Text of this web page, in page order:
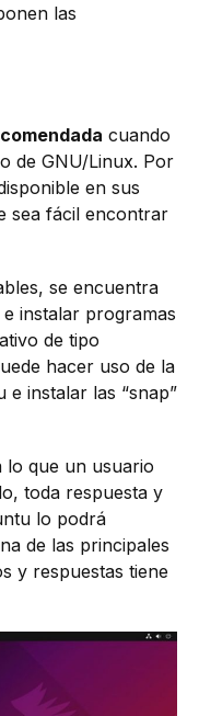
las
cuando
de GNU/Linux. Por
en sus
sea fácil encontrar
se encuentra
instalar programas
de tipo
hacer uso de la
instalar las “snap”
lo que un usuario
toda respuesta y
lo podrá
de las principales
y respuestas tiene